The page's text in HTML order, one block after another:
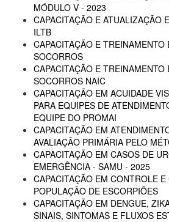
MÓDULO V - 2023
CAPACITAÇÃO E ATUALIZAÇÃO
ILTB
CAPACITAÇÃO E TREINAMENTO
SOCORROS
CAPACITAÇÃO E TREINAMENTO
SOCORROS NAIC
CAPACITAÇÃO EM ACUIDADE
PARA EQUIPES DE
EQUIPE DO PROMAI
CAPACITAÇÃO EM
AVALIAÇÃO PRIMÁRIA PELO
CAPACITAÇÃO EM CASOS DE
EMERGÊNCIA - SAMU - 2025
CAPACITAÇÃO EM CONTROLE E
POPULAÇÃO DE ESCORPIÕES
CAPACITAÇÃO EM DENGUE,
SINAIS, SINTOMAS E FLUXOS